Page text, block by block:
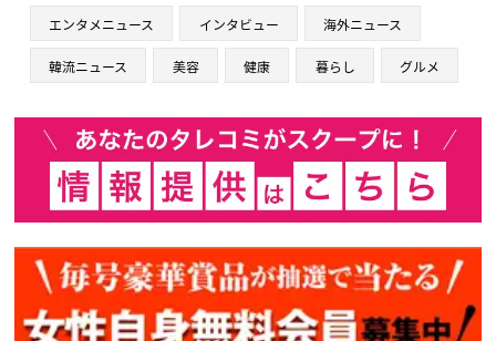
エンタメニュース インタビュー 海外ニュース
韓流ニュース 美容 健康 暮らし グルメ